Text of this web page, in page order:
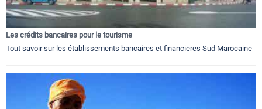
Les crédits bancaires pour le tourisme
Tout savoir sur les établissements bancaires et financieres Sud Marocaine